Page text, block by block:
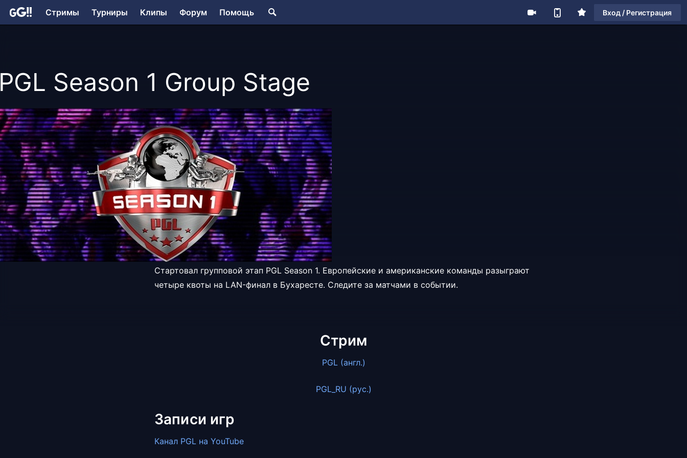
Стримы Турниры Клипы Форум Помощь Вход / Регистрация
Season 1 Group Stage
Стартовал групповой этап PGL Season 1. Европейские и американские команды разыграют
четыре квоты на LAN-финал в Бухаресте. Следите за матчами в событии.
Стрим
PGL (англ.)
PGL_RU (рус.)
Записи игр
Канал PGL на YouTube